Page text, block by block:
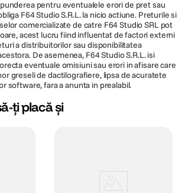
pentru eventualele erori de pret sau
F64 Studio S.R.L. la nicio actiune. Preturile si
comercializate de catre F64 Studio SRL pot
acest lucru fiind influentat de factori externi
a distribuitorilor sau disponibilitatea
De asemenea, F64 Studio S.R.L. isi
eventuale omisiuni sau erori in afisare care
greseli de dactilografiere, lipsa de acuratete
software, fara a anunta in prealabil.
ți placă și